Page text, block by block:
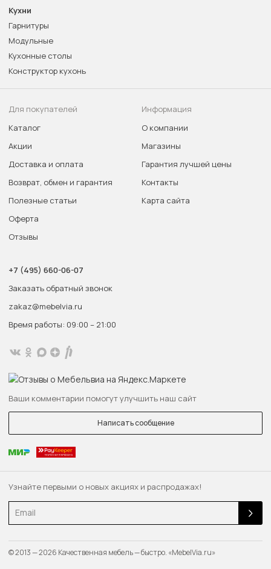
Узнайте первыми о новых акциях и распродажах!
Email
Кухни
Гарнитуры
Модульные
Кухонные столы
Конструктор кухонь
Для покупателей
Каталог
Акции
Доставка и оплата
Возврат, обмен и гарантия
Полезные статьи
Оферта
Отзывы
Информация
О компании
Магазины
Гарантия лучшей цены
Контакты
Карта сайта
+7 (495) 660-06-07
Заказать обратный звонок
zakaz@mebelvia.ru
Время работы: 09:00 – 21:00
Ваши комментарии помогут улучшить наш сайт
Написать сообщение
© 2013 — 2026 Качественная мебель — быстро. «MebelVia.ru»